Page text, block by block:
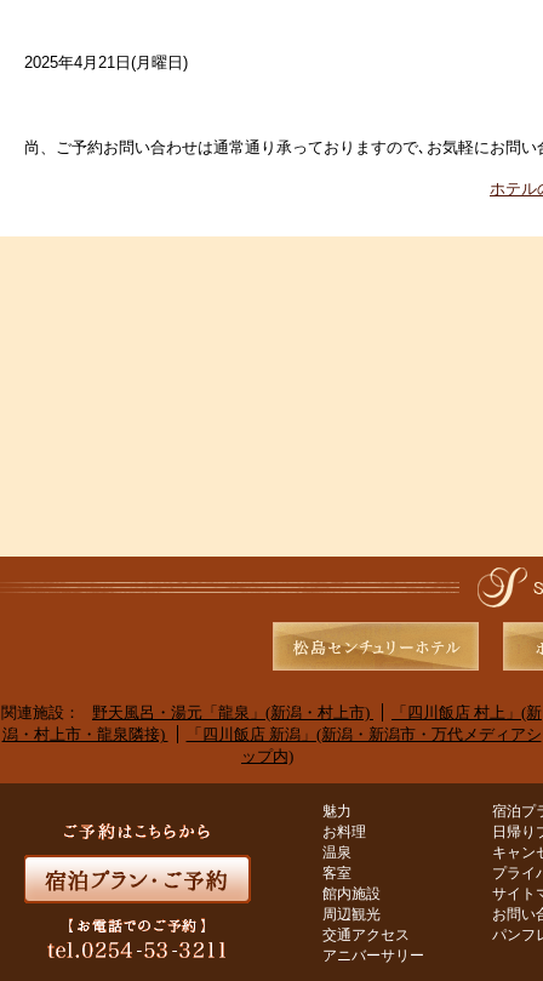
2025年4月21日(月曜日)
尚、ご予約お問い合わせは通常通り承っておりますので､お気軽にお問い
ホテル
関連施設： 野天風呂・湯元「龍泉」(新潟・村上市)
「四川飯店 村上」(新
潟・村上市・龍泉隣接)
「四川飯店 新潟」(新潟・新潟市・万代メディアシ
ップ内)
魅力
お料理
温泉
客室
館内施設
周辺観光
交通アクセス
アニバーサリー
宿泊プ
日帰り
キャン
プライ
サイト
お問い
パンフ